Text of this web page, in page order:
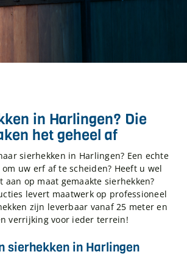
in Harlingen? Die
het geheel af
sierhekken in Harlingen? Een echte
uw erf af te scheiden? Heeft u wel
aan op maat gemaakte sierhekken?
levert maatwerk op professioneel
zijn leverbaar vanaf 25 meter en
verrijking voor ieder terrein!
sierhekken in Harlingen